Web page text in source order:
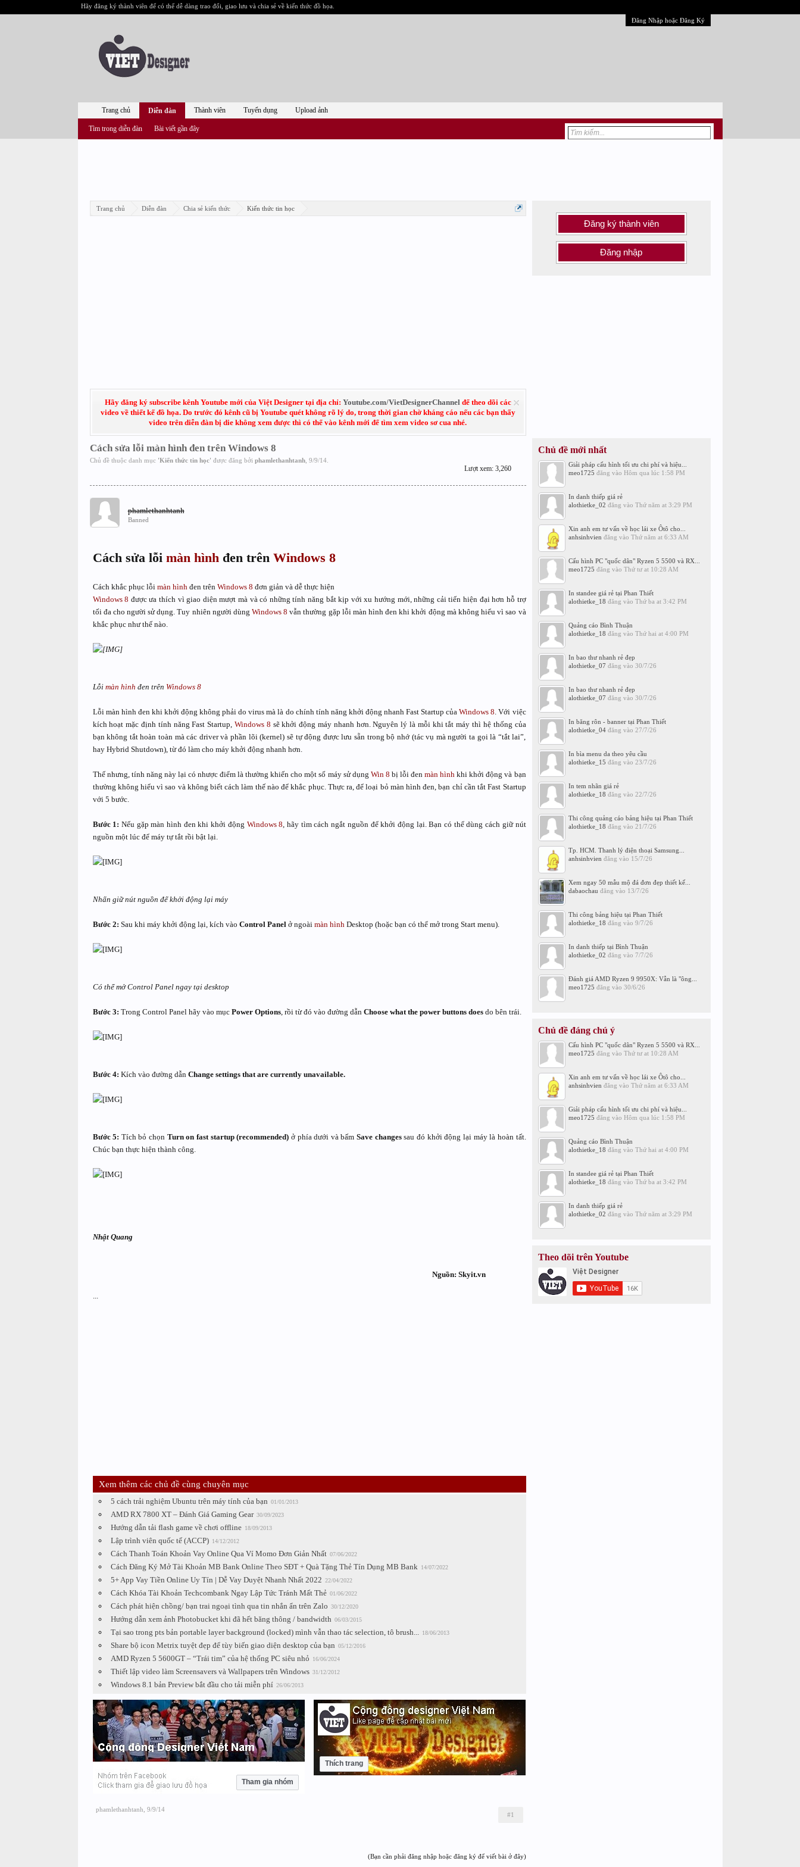
Hãy đăng ký thành viên để có thể dễ dàng trao đổi, giao lưu và chia sẻ về kiến thức đồ họa.
Đăng Nhập hoặc Đăng Ký
Trang chủ Diễn đàn Chia sẻ kiến thức Kiến thức tin học
Hãy đăng ký subscribe kênh Youtube mới của Việt Designer tại địa chỉ: Youtube.com/VietDesignerChannelđể theo dõi các
video về thiết kế đồ họa. Do trước đó kênh cũ bị Youtube quét không rõ lý do, trong thời gian chờ kháng cáo nếu các bạn thấy
video trên diễn đàn bị die không xem được thì có thể vào kênh mới để tìm xem video sơ cua nhé.
Cách sửa lỗi màn hình đen trên Windows 8
Chủ đề thuộc danh mục 'Kiến thức tin học' được đăng bởi phamlethanhtanh, 9/9/14.
Lượt xem: 3,260
phamlethanhtanh
Banned
Cách sửa lỗi màn hìnhđen trên Windows 8
Cách khắc phục lỗi màn hìnhđen trên Windows 8 đơn giản và dễ thực hiện
Windows 8 được ưa thích vì giao diện mượt mà và có những tính năng bắt kịp với xu hướng mới, những cải tiến hiện đại hơn hỗ trợ
tối đa cho người sử dụng. Tuy nhiên người dùng Windows 8 vẫn thường gặp lỗi màn hình đen khi khởi động mà không hiểu vì sao và
khắc phục như thế nào.
Lỗi màn hình đen trên Windows 8
Lỗi màn hình đen khi khởi động không phải do virus mà là do chính tính năng khởi động nhanh Fast Startup củaWindows 8. Với việc
kích hoạt mặc định tính năng Fast Startup, Windows 8 sẽ khởi động máy nhanh hơn. Nguyên lý là mỗi khi tắt máy thì hệ thống của
bạn không tắt hoàn toàn mà các driver và phần lõi (kernel) sẽ tự động được lưu sẵn trong bộ nhớ (tác vụ mà người ta gọi là “tắt lai”,
hay Hybrid Shutdown), từ đó làm cho máy khởi động nhanh hơn.
Thế nhưng, tính năng này lại có nhược điểm là thường khiến cho một số máy sử dụng Win 8 bị lỗi đenmàn hình khi khởi động và bạn
thường không hiểu vì sao và không biết cách làm thế nào để khắc phục. Thực ra, để loại bỏ màn hình đen, bạn chỉ cần tắt Fast Startup
với 5 bước.
Bước 1: Nếu gặp màn hình đen khi khởi động Windows 8, hãy tìm cách ngắt nguồn để khởi động lại. Bạn có thể dùng cách giữ nút
nguồn một lúc để máy tự tắt rồi bật lại.
Nhấn giữ nút nguồn để khởi động lại máy
Bước 2: Sau khi máy khởi động lại, kích vào Control Panelở ngoài màn hìnhDesktop (hoặc bạn có thể mở trong Start menu).
Có thể mở Control Panel ngay tại desktop
Bước 3: Trong Control Panel hãy vào mục Power Options, rồi từ đó vào đường dẫn Choose what the power buttons doesdo bên trái.
Bước 4: Kích vào đường dẫn Change settings that are currently unavailable.
Bước 5: Tích bỏ chọn Turn on fast startup (recommended) ở phía dưới và bấm Save changessau đó khởi động lại máy là hoàn tất.
Chúc bạn thực hiện thành công.
Nhật Quang
Nguồn: Skyit.vn
...
Xem thêm các chủ đề cùng chuyên mục
5 cách trải nghiệm Ubuntu trên máy tính của bạn 01/01/2013
AMD RX 7800 XT – Đánh Giá Gaming Gear 30/09/2023
Hướng dẫn tải flash game về chơi offline 18/09/2013
Lập trình viên quốc tế (ACCP) 14/12/2012
Cách Thanh Toán Khoản Vay Online Qua Ví Momo Đơn Giản Nhất 07/06/2022
Cách Đăng Ký Mở Tài Khoản MB Bank Online Theo SĐT + Quà Tặng Thẻ Tín Dụng MB Bank 14/07/2022
5+ App Vay Tiền Online Uy Tín | Dễ Vay Duyệt Nhanh Nhất 2022 22/04/2022
Cách Khóa Tài Khoản Techcombank Ngay Lập Tức Tránh Mất Thẻ 01/06/2022
Cách phát hiện chồng/ bạn trai ngoại tình qua tin nhắn ẩn trên Zalo 30/12/2020
Hướng dẫn xem ảnh Photobucket khi đã hết băng thông / bandwidth 06/03/2015
Tại sao trong pts bản portable layer background (locked) mình vẫn thao tác selection, tô brush... 18/06/2013
Share bộ icon Metrix tuyệt đẹp để tùy biến giao diện desktop của bạn 05/12/2016
AMD Ryzen 5 5600GT – “Trái tim” của hệ thống PC siêu nhỏ 16/06/2024
Thiết lập video làm Screensavers và Wallpapers trên Windows 31/12/2012
Windows 8.1 bản Preview bắt đầu cho tải miễn phí 26/06/2013
Tham gia nhóm
Thích trang
phamlethanhtanh 9/9/14
#1
(Bạn cần phải đăng nhập hoặc đăng ký để viết bài ở đây)
Đăng ký thành viên
Đăng nhập
Chủ đề mới nhất
Giải pháp cấu hình tối ưu chi phí và hiệu...
meo1725 đăng vào Hôm qua lúc 1:58 PM
In danh thiếp giá rẻ
alothietke_02 đăng vào Thứ năm at 3:29 PM
Xin anh em tư vấn về học lái xe Ôtô cho...
anhsinhvien đăng vào Thứ năm at 6:33 AM
Cấu hình PC "quốc dân" Ryzen 5 5500 và RX...
meo1725 đăng vào Thứ tư at 10:28 AM
In standee giá rẻ tại Phan Thiết
alothietke_18 đăng vào Thứ ba at 3:42 PM
Quảng cáo Bình Thuận
alothietke_18 đăng vào Thứ hai at 4:00 PM
In bao thư nhanh rẻ đẹp
alothietke_07 đăng vào 30/7/26
In bao thư nhanh rẻ đẹp
alothietke_07 đăng vào 30/7/26
In băng rôn - banner tại Phan Thiết
alothietke_04đăng vào 27/7/26
In bìa menu da theo yêu cầu
alothietke_15 đăng vào 23/7/26
In tem nhãn giá rẻ
alothietke_18 đăng vào 22/7/26
Thi công quảng cáo bảng hiệu tại Phan Thiết
alothietke_18 đăng vào 21/7/26
Tp. HCM. Thanh lý điện thoại Samsung...
anhsinhvien đăng vào 15/7/26
Xem ngay 50 mẫu mộ đá đơn đẹp thiết kế...
dabaochau đăng vào 13/7/26
Thi công bảng hiệu tại Phan Thiết
alothietke_18 đăng vào 9/7/26
In danh thiếp tại Bình Thuận
alothietke_02 đăng vào 7/7/26
Đánh giá AMD Ryzen 9 9950X: Vẫn là "ông...
meo1725 đăng vào 30/6/26
Chủ đề đáng chú ý
Cấu hình PC "quốc dân" Ryzen 5 5500 và RX...
meo1725 đăng vào Thứ tư at 10:28 AM
Xin anh em tư vấn về học lái xe Ôtô cho...
anhsinhvien đăng vào Thứ năm at 6:33 AM
Giải pháp cấu hình tối ưu chi phí và hiệu...
meo1725 đăng vào Hôm qua lúc 1:58 PM
Quảng cáo Bình Thuận
alothietke_18 đăng vào Thứ hai at 4:00 PM
In standee giá rẻ tại Phan Thiết
alothietke_18 đăng vào Thứ ba at 3:42 PM
In danh thiếp giá rẻ
alothietke_02 đăng vào Thứ năm at 3:29 PM
Theo dõi trên Youtube
Trang chủ Diễn đàn
Tìm trong diễn đàn Bài viết gần đây
Thành viên Tuyển dụng Upload ảnh